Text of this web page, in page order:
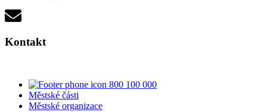
Kontakt
800 100 000
Městské části
Městské organizace